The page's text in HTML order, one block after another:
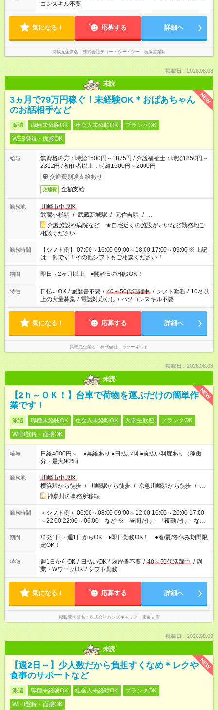
コンスキル不要
気になる！ 応募する 詳細へ
掲載元企業名 株式会社ティー・シー・シー 横浜営業所
掲載日：2026.08.08
未読
NEW
3ヵ月で79万円稼ぐ！未経験OK＊おばあちゃん
のお話相手など
派遣 職種未経験OK 社会人未経験OK
ブランクOK
WEB登録・面接OK
給与
無資格の方：時給1500円～1875円 / 介護福祉士：時給1850円～
2312円 / 初任者以上：時給1600円～2000円
交通費別途支給あり
交通費 全額支給
勤務地
川崎市中原区
武蔵小杉駅 / 武蔵新城駅 / 元住吉駅 / …
介護施設や病院など ★自宅近くの施設がいいなど勤務地ご
相談ください
勤務時間
【シフト例】 07:00～16:00 09:00～18:00 17:00～09:00 ※ 上記
は一例です！その他シフトもご相談ください！
期間 即日～2ヶ月以上 ■開始日の相談OK！
特徴 日払いOK / 履歴書不要 / 40～50代活躍中 / シフト勤務 / 10名以
上の大量募集 / 電話対応なし / パソコンスキル不要
気になる！ 応募する 詳細へ
掲載元企業名 株式会社ニッソーネット
掲載日：2026.08.08
未読
NEW
【2ｈ～ＯＫ！】台車で荷物を運ぶだけの簡単作
業です！
派遣 職種未経験OK 社会人未経験OK 大学生歓迎
ブランクOK
WEB登録・面接OK
給与
日給4000円～ ●昇給あり ●日払い制 ●前払い制度あり（稼働
分・最大90%）
勤務地
川崎市中原区
横浜駅から徒歩 / 川崎駅から徒歩 / 京急川崎駅から徒歩 / …
神奈川の事務所移転
勤務時間
＜シフト例＞ 06:00～08:00 09:00～12:00 16:00～20:00 17:00
～22:00 22:00～06:00 など ※「昼間だけ」「夜勤だけ」など
の希望OK
期間
単発1日・週1日からOK ●即日勤務OK！ ●春/夏/冬休み期間限
定OK！
特徴 週1日からOK / 日払いOK / 履歴書不要 / 40～50代活躍中 / 副
業・WワークOK / シフト勤務
気になる！ 応募する 詳細へ
掲載元企業名 株式会社ハンズキャリア 東京支店
掲載日：2026.08.08
未読
NEW
【週2日～】少人数だから負担すくなめ＊レクや
食事のサポートなど
派遣 職種未経験OK 社会人未経験OK
ブランクOK
WEB登録・面接OK